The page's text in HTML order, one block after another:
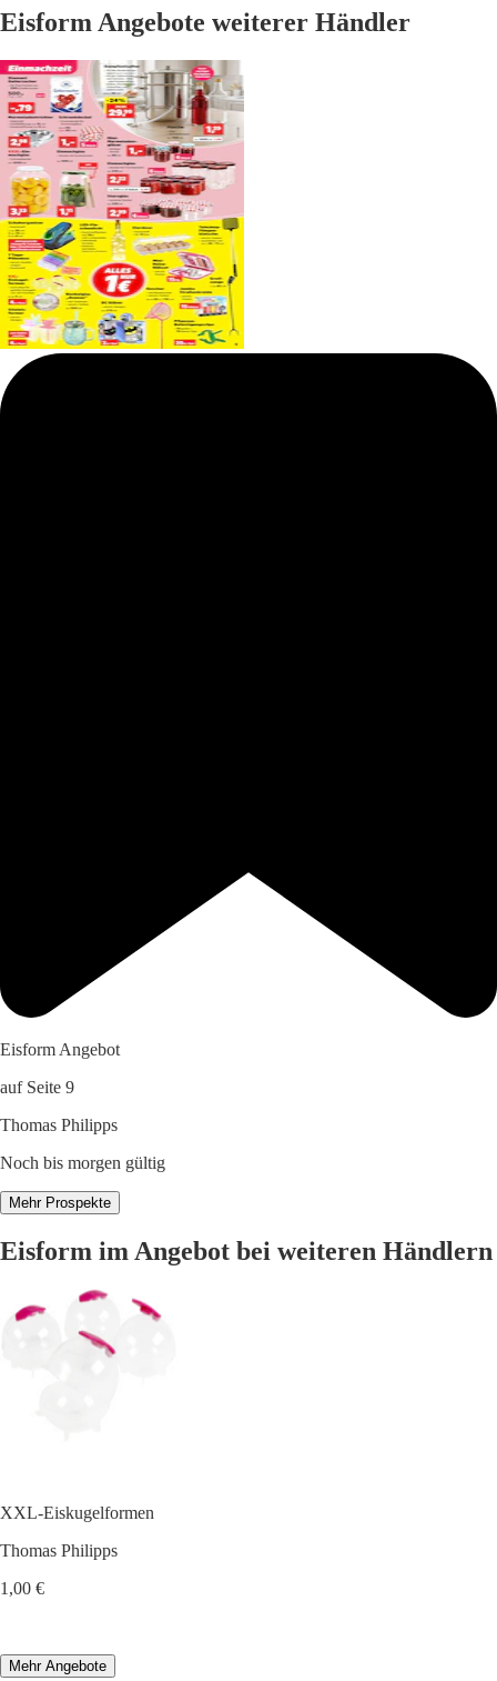
Eisform Angebote weiterer Händler
Eisform Angebot
auf Seite 9
Thomas Philipps
Noch bis morgen gültig
Mehr Prospekte
Eisform im Angebot bei weiteren Händlern
XXL-Eiskugelformen
Thomas Philipps
1,00 €
Mehr Angebote